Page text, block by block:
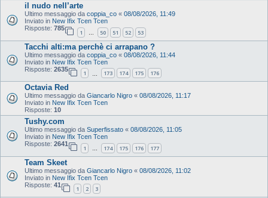
il nudo nell’arte
Ultimo messaggio da coppia_co « 08/08/2026, 11:49
Inviato in New Ifix Tcen Tcen
Risposte: 785
1 50 51 52 53
Tacchi alti:ma perchè ci arrapano ?
Ultimo messaggio da coppia_co « 08/08/2026, 11:44
Inviato in New Ifix Tcen Tcen
Risposte: 2635
1 173 174 175 176
Octavia Red
Ultimo messaggio da Giancarlo Nigro « 08/08/2026, 11:17
Inviato in New Ifix Tcen Tcen
Risposte: 10
Tushy.com
Ultimo messaggio da Superfissato « 08/08/2026, 11:05
Inviato in New Ifix Tcen Tcen
Risposte: 2641
1 … 174 175 176 177
Team Skeet
Ultimo messaggio da Giancarlo Nigro « 08/08/2026, 11:02
Inviato in New Ifix Tcen Tcen
Risposte: 41
1 2 3